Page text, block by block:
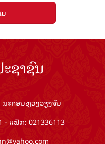
ຊາຊົນ
ະຄອນຫຼວງວຽງຈັນ
- ແຟັກ: 021336113